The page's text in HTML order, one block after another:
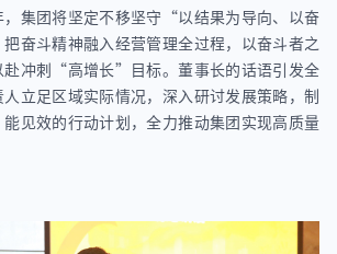
，集团将坚定不移坚守“以结果为导向、以奋
奋斗精神融入经营管理全过程，以奋斗者之
赴冲刺“高增长”目标。董事长的话语引发全
立足区域实际情况，深入研讨发展策略，制
见效的行动计划，全力推动集团实现高质量